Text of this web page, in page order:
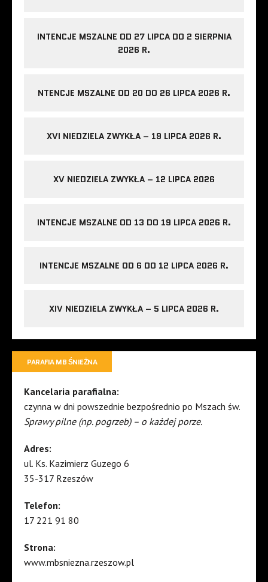
INTENCJE MSZALNE OD 27 LIPCA DO 2 SIERPNIA
2026 R.
NTENCJE MSZALNE OD 20 DO 26 LIPCA 2026 R.
XVI NIEDZIELA ZWYKŁA – 19 LIPCA 2026 R.
XV NIEDZIELA ZWYKŁA – 12 LIPCA 2026
INTENCJE MSZALNE OD 13 DO 19 LIPCA 2026 R.
INTENCJE MSZALNE OD 6 DO 12 LIPCA 2026 R.
XIV NIEDZIELA ZWYKŁA – 5 LIPCA 2026 R.
PARAFIA MB ŚNIEŻNA
Kancelaria parafialna:
czynna w dni powszednie bezpośrednio po Mszach św.
Sprawy pilne (np. pogrzeb) – o każdej porze.
Adres:
ul. Ks. Kazimierz Guzego 6
35-317 Rzeszów
Telefon:
17 221 91 80
Strona:
www.mbsniezna.rzeszow.pl